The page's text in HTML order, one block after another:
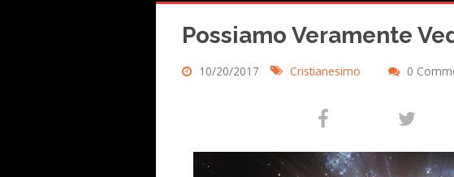
Possiamo Veramente
10/20/2017 Cristianesimo 0